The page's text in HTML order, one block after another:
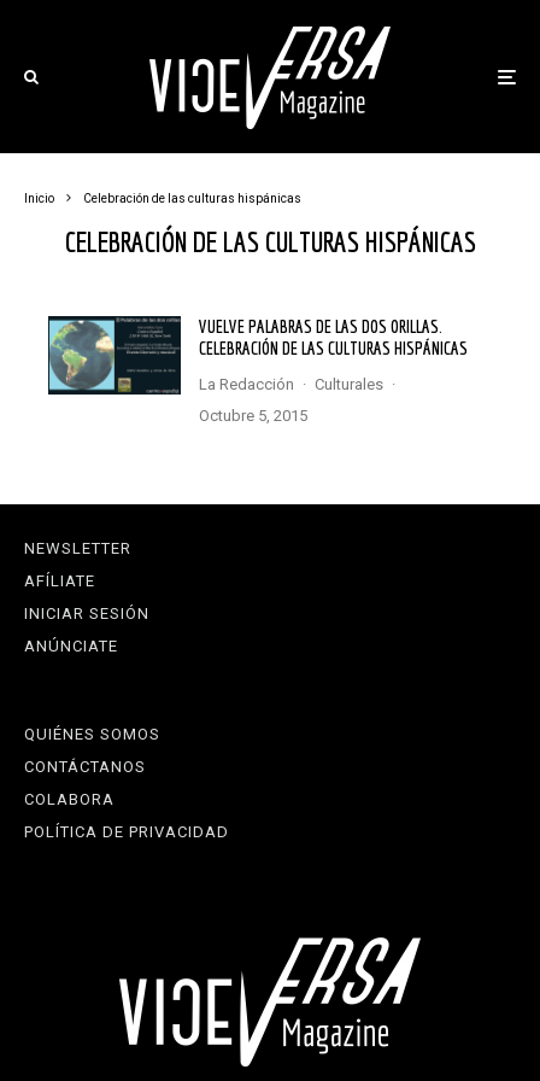
Inicio Celebración de las culturas hispánicas
CELEBRACIÓN DE LAS CULTURAS HISPÁNICAS
VUELVE PALABRAS DE LAS DOS ORILLAS.
CELEBRACIÓN DE LAS CULTURAS HISPÁNICAS
La Redacción · Culturales ·
octubre 5, 2015
NEWSLETTER
AFÍLIATE
INICIAR SESIÓN
ANÚNCIATE
QUIÉNES SOMOS
CONTÁCTANOS
COLABORA
POLÍTICA DE PRIVACIDAD